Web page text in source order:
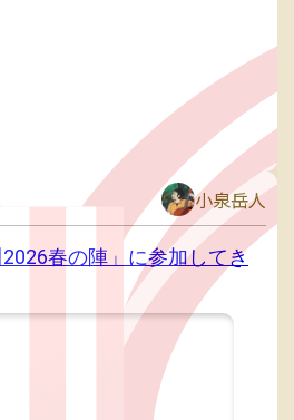
小泉岳人
2026春の陣」に参加してき